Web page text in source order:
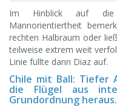
Im Hinblick auf die
Mannorientiertheit
rechten Halbraum oder
teilweise extrem weit
Linie füllte dann Diaz auf.
Chile mit Ball: Tiefer
die Flügel aus
Grundordnung heraus.